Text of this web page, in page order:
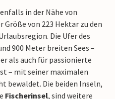
in der Nähe von
von 223 Hektar zu den
Die Ufer des
900 Meter breiten Sees –
als auch für passionierte
– mit seiner maximalen
bewaldet. Die beiden Inseln,
Fischerinsel, sind weitere